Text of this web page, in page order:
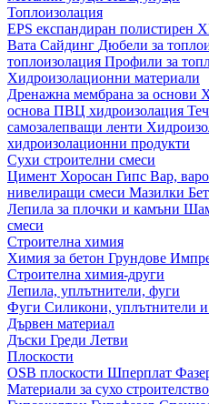
Топлоизолация
EPS експандиран полистирен
Вата Сайдинг Дюбели за
топлоизолация Профили за
Хидроизолационни материали
Дренажна мембрана за основи
основа ПВЦ хидроизолация
самозалепващи ленти
хидроизолационни продукти
Сухи строителни смеси
Цимент Хоросан Гипс Вар,
нивелиращи смеси Мазилки
Лепила за плочки и камъни
смеси
Строителна химия
Химия за бетон Грундове
Строителна химия-други
Лепила, уплътнители, фуги
Фуги Силикони, уплътнители
Дървен материал
Дъски Греди Летви
Плоскости
OSB плоскости Шперплат
Материали за сухо строителство